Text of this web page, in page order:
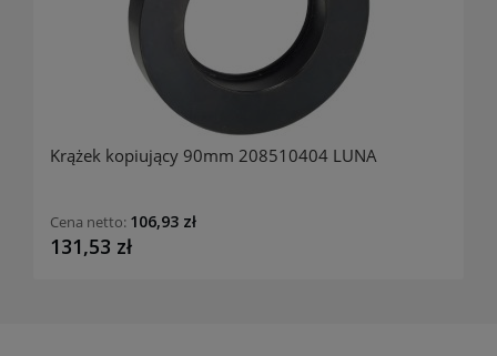
Krążek kopiujący 90mm 208510404 LUNA
131,53 zł
Cena netto: 106,93 zł